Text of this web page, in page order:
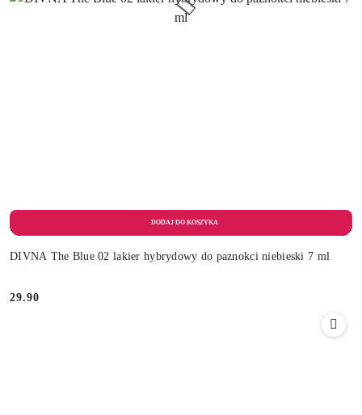
DIVNA The Blue 02 lakier hybrydowy do paznokci niebieski 7 ml
Cena:
29.90